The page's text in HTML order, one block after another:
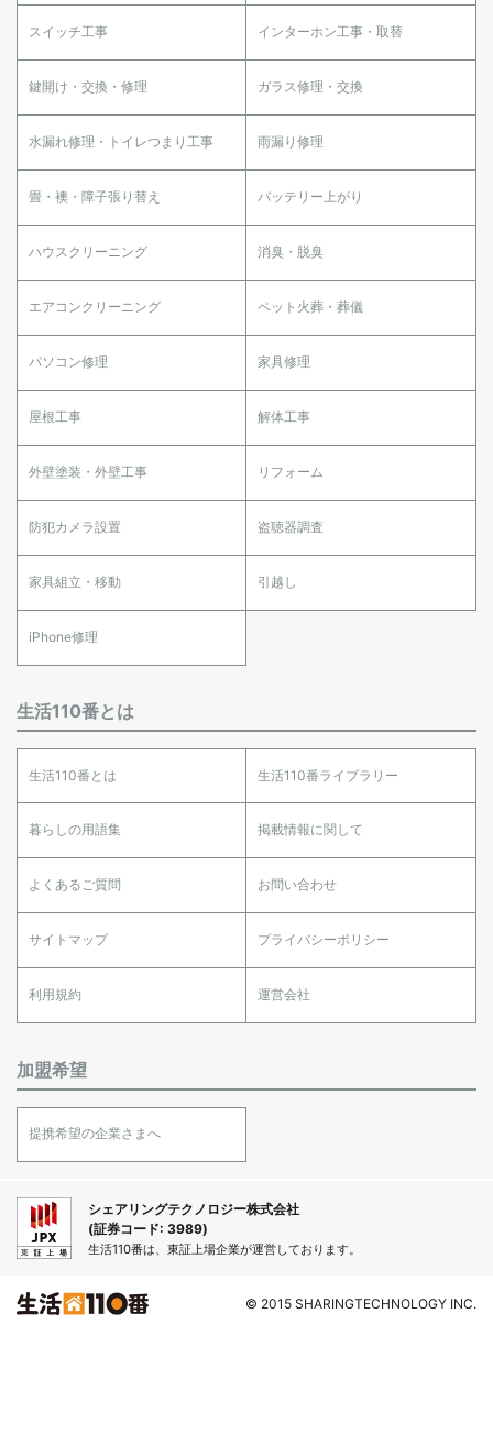
スイッチ工事 インターホン工事・取替
鍵開け・交換・修理 ガラス修理・交換
水漏れ修理・トイレつまり工事 雨漏り修理
畳・襖・障子張り替え バッテリー上がり
ハウスクリーニング 消臭・脱臭
エアコンクリーニング ペット火葬・葬儀
パソコン修理 家具修理
屋根工事 解体工事
外壁塗装・外壁工事 リフォーム
防犯カメラ設置 盗聴器調査
家具組立・移動 引越し
iPhone修理
生活110番とは
生活110番とは 生活110番ライブラリー
暮らしの用語集 掲載情報に関して
よくあるご質問 お問い合わせ
サイトマップ プライバシーポリシー
利用規約 運営会社
加盟希望
提携希望の企業さまへ
シェアリングテクノロジー株式会社
(証券コード: 3989)
生活110番は、東証上場企業が運営しております。
© 2015 SHARINGTECHNOLOGY INC.